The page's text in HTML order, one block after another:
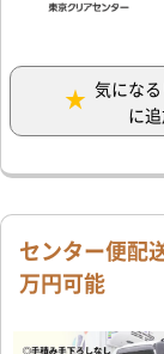
気にな
に
センター便配
万円可能